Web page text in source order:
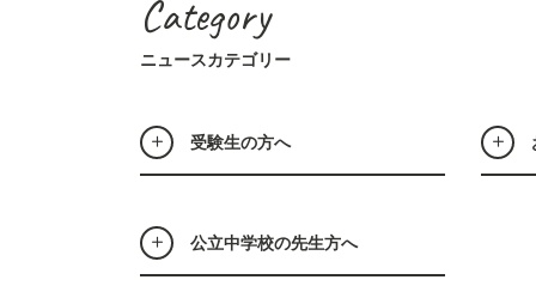
Category
ニュースカテゴリー
受験生の方へ
公立中学校の先生方へ